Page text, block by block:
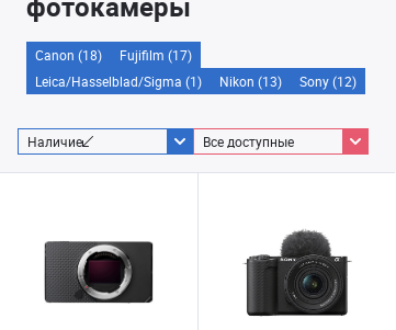
Canon (18)
Fujifilm (17)
Leica/Hasselblad/Sigma (1)
Nikon (13) Sony (12)
Наличие Все доступные